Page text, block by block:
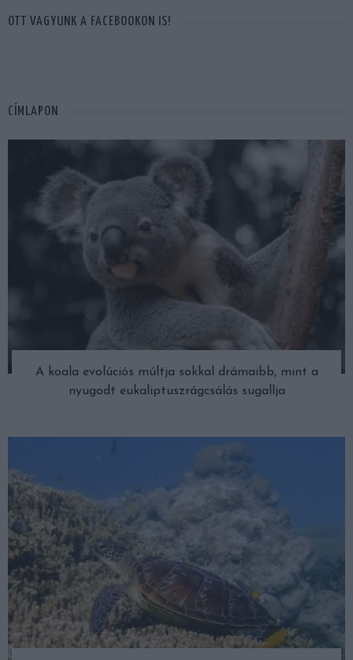
OTT VAGYUNK A FACEBOOKON IS!
CÍMLAPON
A koala evolúciós múltja sokkal drámaibb, mint a
nyugodt eukaliptuszrágcsálás sugallja